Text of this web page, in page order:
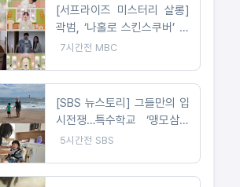
[서프라이즈 미스터리 살롱]
곽범, ‘나홀로 스킨스쿠버’ 즐
긴 사연은? 박소영 아나 “절
7시간전 MBC
[SBS 뉴스토리] 그들만의 입
시전쟁…특수학교 ‘맹모삼천
지교’
5시간전 SBS